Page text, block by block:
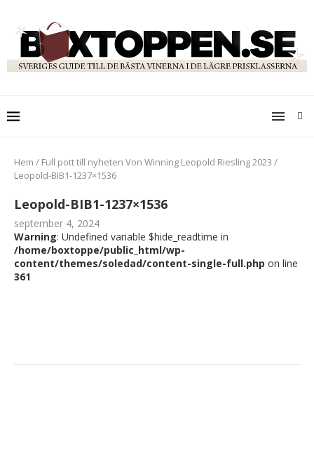
Hem / Full pott till nyheten Von Winning Leopold Riesling 2023 /
Leopold-BIB1-1237×1536
Leopold-BIB1-1237×1536
september 4, 2024
Warning: Undefined variable $hide_readtime in
/home/boxtoppe/public_html/wp-
content/themes/soledad/content-single-full.php on line
361